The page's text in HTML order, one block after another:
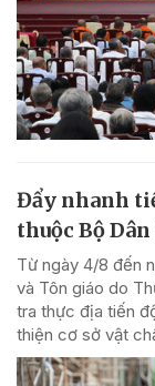
Đẩy nhanh
thuộc Bộ
Từ ngày 4/8 đến
và Tôn giáo do
tra thực địa tiến
thiện cơ sở vật